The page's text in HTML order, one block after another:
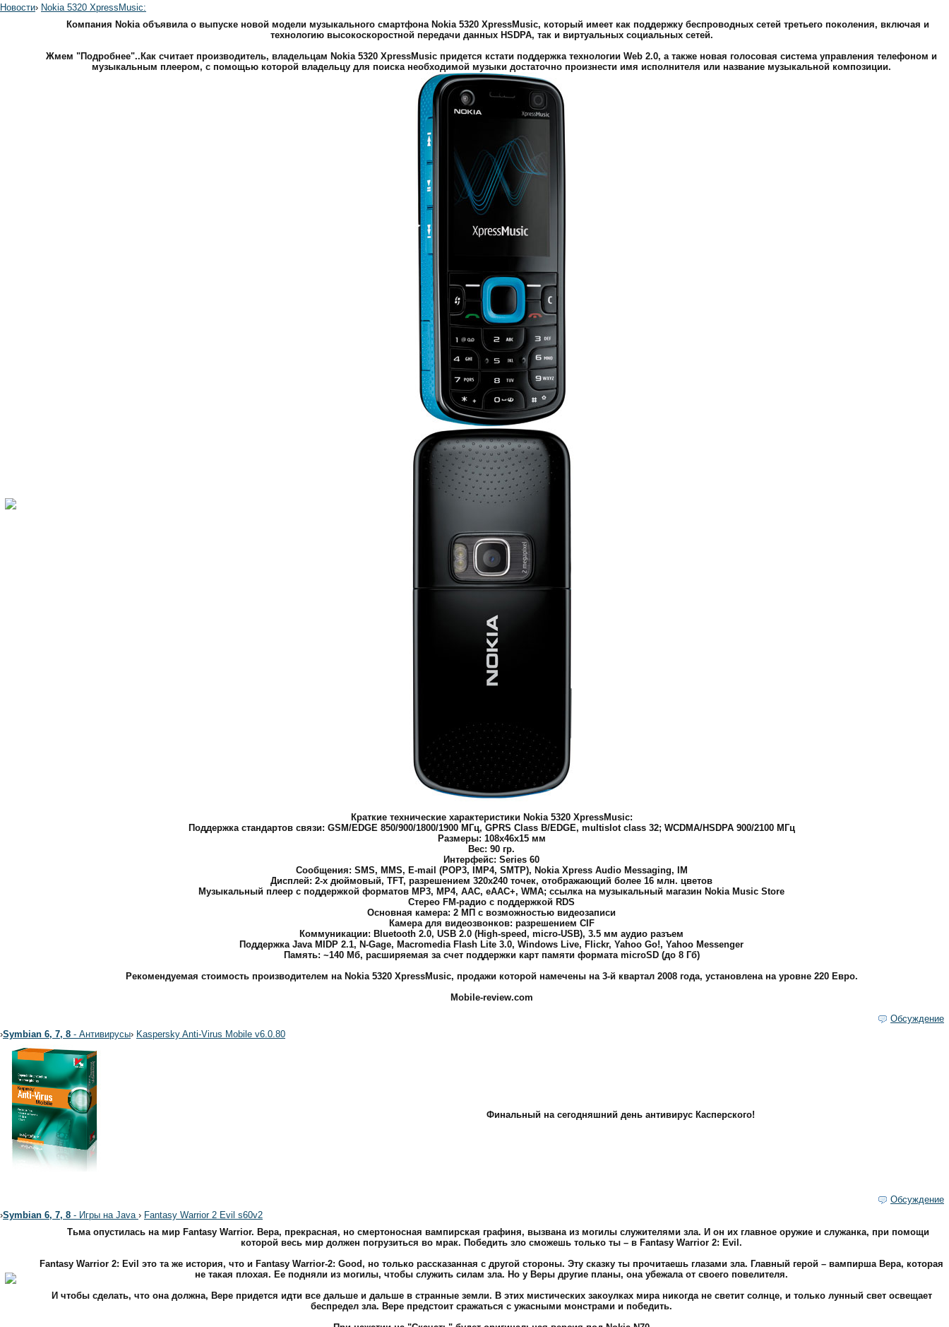
Новости› Nokia 5320 XpressMusic:
Компания Nokia объявила о выпуске новой модели музыкального смартфона Nokia 5320 XpressMusic, который имеет как поддержку беспроводных сетей третьего поколения, включая и
технологию высокоскоростной передачи данных HSDPA, так и виртуальных социальных сетей.
Жмем "Подробнее"..Как считает производитель, владельцам Nokia 5320 XpressMusic придется кстати поддержка технологии Web 2.0, а также новая голосовая система управления телефоном и
музыкальным плеером, с помощью которой владельцу для поиска необходимой музыки достаточно произнести имя исполнителя или название музыкальной композиции.
Краткие технические характеристики Nokia 5320 XpressMusic:
Поддержка стандартов связи: GSM/EDGE 850/900/1800/1900 МГц, GPRS Class B/EDGE, multislot class 32; WCDMA/HSDPA 900/2100 МГц
Размеры: 108x46x15 мм
Вес: 90 гр.
Интерфейс: Series 60
Сообщения: SMS, MMS, E-mail (POP3, IMP4, SMTP), Nokia Xpress Audio Messaging, IM
Дисплей: 2-х дюймовый, TFT, разрешением 320x240 точек, отображающий более 16 млн. цветов
Музыкальный плеер с поддержкой форматов MP3, MP4, AAC, eAAC+, WMA; ссылка на музыкальный магазин Nokia Music Store
Стерео FM-радио с поддержкой RDS
Основная камера: 2 МП с возможностью видеозаписи
Камера для видеозвонков: разрешением CIF
Коммуникации: Bluetooth 2.0, USB 2.0 (High-speed, micro-USB), 3.5 мм аудио разъем
Поддержка Java MIDP 2.1, N-Gage, Macromedia Flash Lite 3.0, Windows Live, Flickr, Yahoo Go!, Yahoo Messenger
Память: ~140 Мб, расширяемая за счет поддержки карт памяти формата microSD (до 8 Гб)
Рекомендуемая стоимость производителем на Nokia 5320 XpressMusic, продажи которой намечены на 3-й квартал 2008 года, установлена на уровне 220 Евро.
Mobile-review.com
Обсуждение
›Symbian 6, 7, 8 - Антивирусы› Kaspersky Anti-Virus Mobile v6.0.80
Финальный на сегодняшний день антивирус Касперского!
Обсуждение
›Symbian 6, 7, 8 - Игры на Java › Fantasy Warrior 2 Evil s60v2
Тьма опустилась на мир Fantasy Warrior. Вера, прекрасная, но смертоносная вампирская графиня, вызвана из могилы служителями зла. И он их главное оружие и служанка, при помощи
которой весь мир должен погрузиться во мрак. Победить зло сможешь только ты – в Fantasy Warrior 2: Evil.
Fantasy Warrior 2: Evil это та же история, что и Fantasy Warrior-2: Good, но только рассказанная с другой стороны. Эту сказку ты прочитаешь глазами зла. Главный герой – вампирша Вера, которая
не такая плохая. Ее подняли из могилы, чтобы служить силам зла. Но у Веры другие планы, она убежала от своего повелителя.
И чтобы сделать, что она должна, Вере придется идти все дальше и дальше в странные земли. В этих мистических закоулках мира никогда не светит солнце, и только лунный свет освещает
беспредел зла. Вере предстоит сражаться с ужасными монстрами и победить.